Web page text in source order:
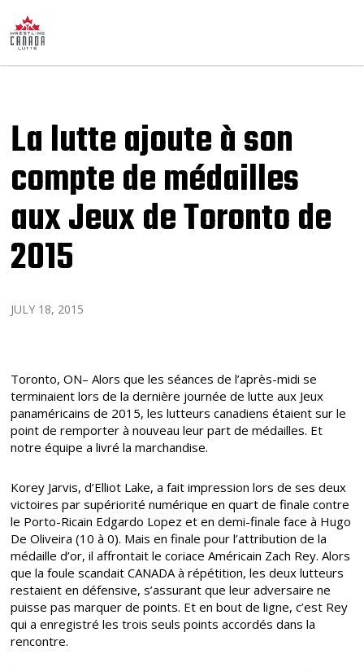
La lutte ajoute à son
compte de médailles
aux Jeux de Toronto de
2015
JULY 18, 2015
Toronto, ON– Alors que les séances de l’après-midi se
terminaient lors de la dernière journée de lutte aux Jeux
panaméricains de 2015, les lutteurs canadiens étaient sur le
point de remporter à nouveau leur part de médailles. Et
notre équipe a livré la marchandise.
Korey Jarvis, d’Elliot Lake, a fait impression lors de ses deux
victoires par supériorité numérique en quart de finale contre
le Porto-Ricain Edgardo Lopez et en demi-finale face à Hugo
De Oliveira (10 à 0). Mais en finale pour l’attribution de la
médaille d’or, il affrontait le coriace Américain Zach Rey. Alors
que la foule scandait CANADA à répétition, les deux lutteurs
restaient en défensive, s’assurant que leur adversaire ne
puisse pas marquer de points. Et en bout de ligne, c’est Rey
qui a enregistré les trois seuls points accordés dans la
rencontre.